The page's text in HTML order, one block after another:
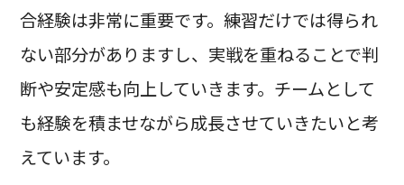
合経験は非常に重要です。練習だけでは得られ
ない部分がありますし、実戦を重ねることで判
断や安定感も向上していきます。チームとして
も経験を積ませながら成長させていきたいと考
えています。